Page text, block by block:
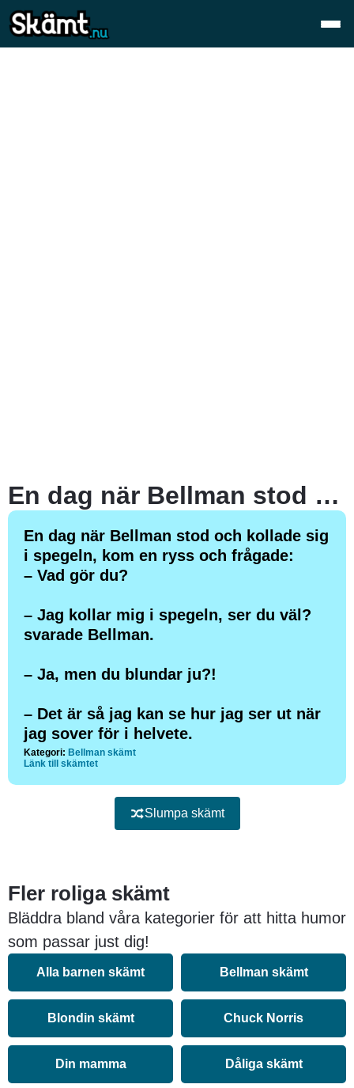
En dag när Bellman stod och kollade sig i spegeln, kom en ryss och frågade:
En dag när Bellman stod och kollade sig
i spegeln, kom en ryss och frågade:
– Vad gör du?
– Jag kollar mig i spegeln, ser du väl?
svarade Bellman.
– Ja, men du blundar ju?!
– Det är så jag kan se hur jag ser ut när
jag sover för i helvete.
Kategori: Bellman skämt
Länk till skämtet
Slumpa skämt
Fler roliga skämt
Bläddra bland våra kategorier för att hitta humor
som passar just dig!
Alla barnen skämt Bellman skämt
Blondin skämt Chuck Norris
Din mamma Dåliga skämt